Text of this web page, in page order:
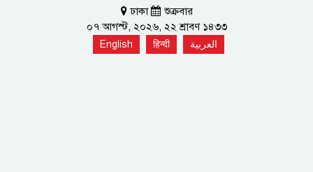
ঢাকা
শুক্রবার
০৭ আগস্ট, ২০২৬, ২২ শ্রাবণ ১৪৩৩
English हिन्दी العربية